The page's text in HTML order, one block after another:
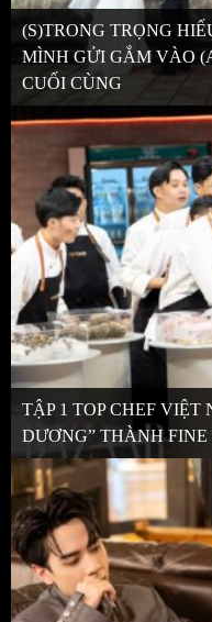
(S)TRONG TRỌNG
MÌNH GỬI GẮM VÀO
CUỐI CÙNG
TẬP 1 TOP CHEF
DƯƠNG” THÀNH